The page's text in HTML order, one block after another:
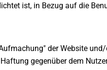
ist, in Bezug auf die
der Website
gegenüber dem